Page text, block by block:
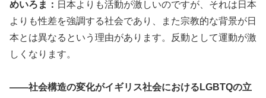
めいろま： 日本よりも活動が激しいのですが、それは日本
よりも性差を強調する社会であり、また宗教的な背景が日
本とは異なるという理由があります。反動として運動が激
しくなります。
――社会構造の変化がイギリス社会におけるLGBTQの立